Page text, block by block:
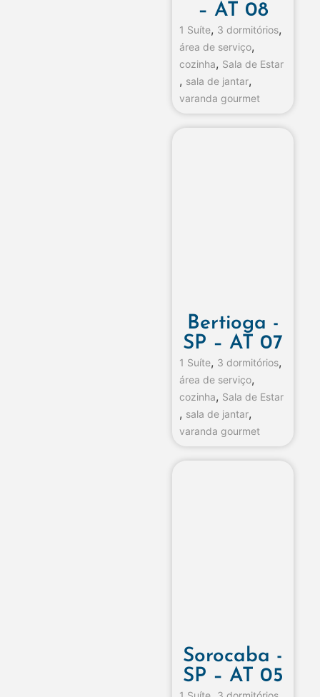
– AT 08
1 Suíte, 3 dormitórios,
área de serviço,
cozinha, Sala de Estar
, sala de jantar,
varanda gourmet
Bertioga -
SP – AT 07
1 Suíte, 3 dormitórios,
área de serviço,
cozinha, Sala de Estar
, sala de jantar,
varanda gourmet
Sorocaba -
SP – AT 05